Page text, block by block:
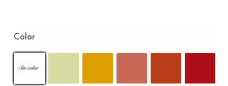
Color